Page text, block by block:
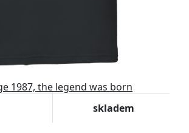
1987, the legend was born
skladem